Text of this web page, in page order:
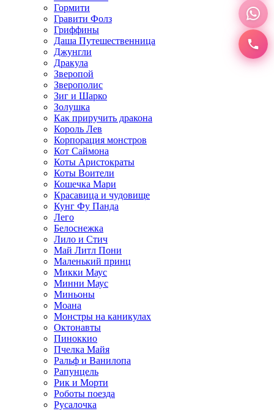
Гормити
Гравити Фолз
Гриффины
Даша Путешественница
Джунгли
Дракула
Зверопой
Зверополис
Зиг и Шарко
Золушка
Как приручить дракона
Король Лев
Корпорация монстров
Кот Саймона
Коты Аристократы
Коты Воители
Кошечка Мари
Красавица и чудовище
Кунг Фу Панда
Лего
Белоснежка
Лило и Стич
Май Литл Пони
Маленький принц
Микки Маус
Минни Маус
Миньоны
Моана
Монстры на каникулах
Октонавты
Пиноккио
Пчелка Майя
Ральф и Ванилопа
Рапунцель
Рик и Морти
Роботы поезда
Русалочка